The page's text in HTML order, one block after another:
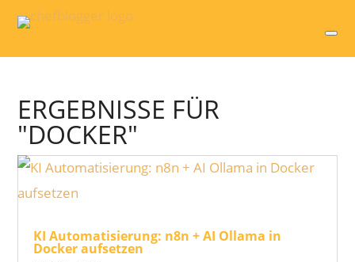
ERGEBNISSE FÜR
"DOCKER"
KI Automatisierung: n8n + AI Ollama in
Docker aufsetzen